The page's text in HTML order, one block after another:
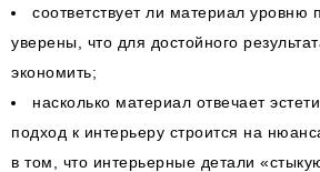
соответствует ли материал уровню
уверены, что для достойного
экономить;
насколько материал отвечает
подход к интерьеру строится на
в том, что интерьерные детали